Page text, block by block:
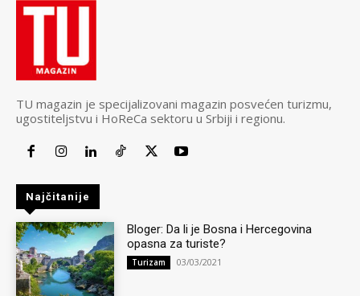
TU magazin je specijalizovani magazin posvećen turizmu,
ugostiteljstvu i HoReCa sektoru u Srbiji i regionu.
Najčitanije
Bloger: Da li je Bosna i Hercegovina
opasna za turiste?
Turizam 03/03/2021